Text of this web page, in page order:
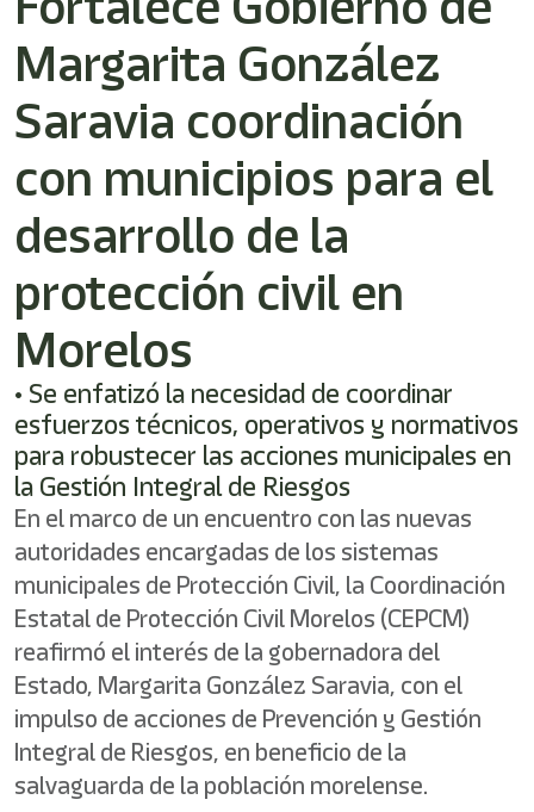
Este
acceso
directo
lector
de
pantalla
ayudarle
navegar
interactuar
con
contenido.
Margarita González
Saravia coordinación
con municipios para el
desarrollo de la
protección civil en
Morelos
• Se enfatizó la necesidad de coordinar
esfuerzos técnicos, operativos y normativos
para robustecer las acciones municipales en
la Gestión Integral de Riesgos
En el marco de un encuentro con las nuevas
autoridades encargadas de los sistemas
municipales de Protección Civil, la Coordinación
Estatal de Protección Civil Morelos (CEPCM)
reafirmó el interés de la gobernadora del
Estado, Margarita González Saravia, con el
impulso de acciones de Prevención y Gestión
Integral de Riesgos, en beneficio de la
salvaguarda de la población morelense.